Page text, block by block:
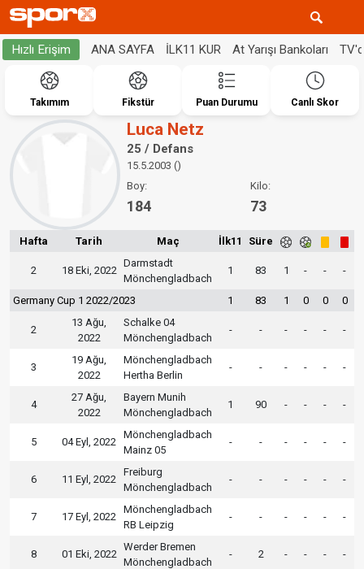
Hızlı Erişim ANA SAYFA İLK11 KUR At Yarışı Bankoları
Takımım Fikstür Puan Durumu Canlı Skor
Luca Netz
25 / Defans
15.5.2003 ()
Boy:
184
Kilo:
73
Hafta Tarih Maç İlk11 Süre
2 18 Eki, 2022
Darmstadt
Mönchengladbach
1 83 1 - - -
Germany Cup 1 2022/2023 1 83 1 0 0 0
2
13 Ağu,
2022
Schalke 04
Mönchengladbach
- - - - - -
3
19 Ağu,
2022
Mönchengladbach
Hertha Berlin
- - - - - -
4
27 Ağu,
2022
Bayern Munih
Mönchengladbach
1 90 - - - -
5 04 Eyl, 2022
Mönchengladbach
Mainz 05
- - - - - -
6 11 Eyl, 2022
Freiburg
Mönchengladbach
- - - - - -
7 17 Eyl, 2022
Mönchengladbach
RB Leipzig
- - - - - -
8 01 Eki, 2022
Werder Bremen
Mönchengladbach
- 2 - - - -